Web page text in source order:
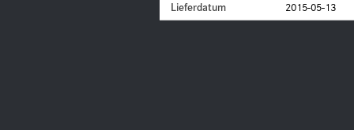
Lieferdatum 2015-05-13